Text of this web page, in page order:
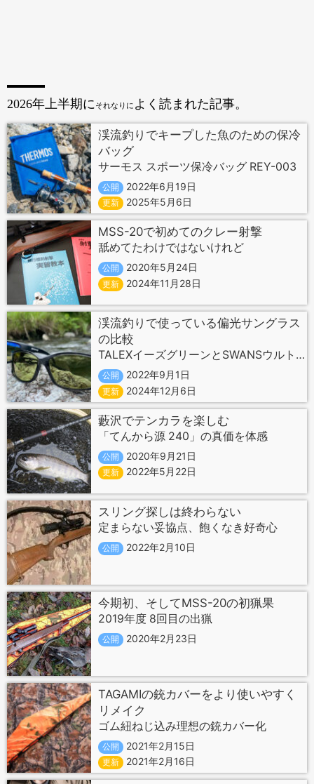
2026年上半期に それなりに よく読まれた記事。
渓流釣りでキープした魚のための保冷
バッグ
サーモス スポーツ保冷バッグ REY-003
公開 2022年6月19日
更新 2025年5月6日
MSS-20で初めてのクレー射撃
舐めてたわけではないけれど
公開 2020年5月24日
更新 2024年11月28日
渓流釣りで使っている偏光サングラス
の比較
TALEXイーズグリーンとSWANSウルトラライトグリーン
公開 2022年9月1日
更新 2024年12月6日
藪沢でテンカラを楽しむ
「てんから源 240」の真価を体感
公開 2020年9月21日
更新 2022年5月22日
スリング探しは終わらない
定まらない妥協点、飽くなき好奇心
公開 2022年2月10日
今期初、そしてMSS-20の初猟果
2019年度 8回目の出猟
公開 2020年2月23日
TAGAMIの銃カバーをより使いやすく
リメイク
ゴム紐ねじ込み理想の銃カバー化
公開 2021年2月15日
更新 2021年2月16日